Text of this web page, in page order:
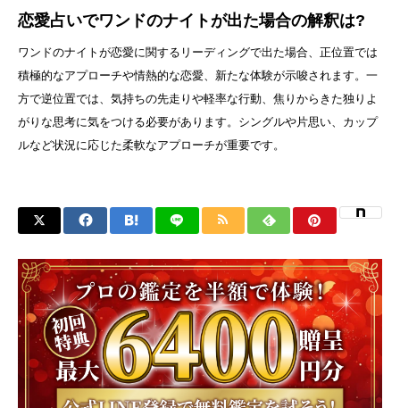
恋愛占いでワンドのナイトが出た場合の解釈は?
ワンドのナイトが恋愛に関するリーディングで出た場合、正位置では
積極的なアプローチや情熱的な恋愛、新たな体験が示唆されます。一
方で逆位置では、気持ちの先走りや軽率な行動、焦りからきた独りよ
がりな思考に気をつける必要があります。シングルや片思い、カップ
ルなど状況に応じた柔軟なアプローチが重要です。